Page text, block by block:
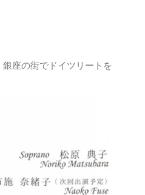
座の街でドイツリートを